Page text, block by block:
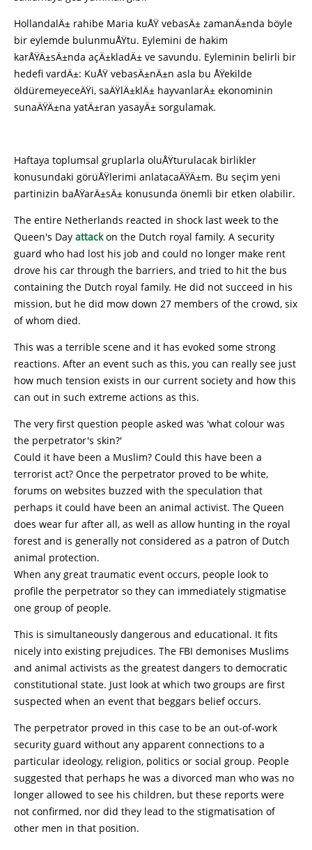
HollandalÄ± rahibe Maria kuÅŸ vebasÄ± zamanÄ±nda böyle
bir eylemde bulunmuÅŸtu. Eylemini de hakim
karÅŸÄ±sÄ±nda açÄ±kladÄ± ve savundu. Eyleminin belirli bir
hedefi vardÄ±: KuÅŸ vebasÄ±nÄ±n asla bu ÅŸekilde
öldüremeyeceÄŸi, saÄŸlÄ±klÄ± hayvanlarÄ± ekonominin
sunaÄŸÄ±na yatÄ±ran yasayÄ± sorgulamak.
Haftaya toplumsal gruplarla oluÅŸturulacak birlikler
konusundaki görüÅŸlerimi anlatacaÄŸÄ±m. Bu seçim yeni
partinizin baÅŸarÄ±sÄ± konusunda önemli bir etken olabilir.
The entire Netherlands reacted in shock last week to the
Queen's Day attackon the Dutch royal family. A security
guard who had lost his job and could no longer make rent
drove his car through the barriers, and tried to hit the bus
containing the Dutch royal family. He did not succeed in his
mission, but he did mow down 27 members of the crowd, six
of whom died.
This was a terrible scene and it has evoked some strong
reactions. After an event such as this, you can really see just
how much tension exists in our current society and how this
can out in such extreme actions as this.
The very first question people asked was 'what colour was
the perpetrator's skin?'
Could it have been a Muslim? Could this have been a
terrorist act? Once the perpetrator proved to be white,
forums on websites buzzed with the speculation that
perhaps it could have been an animal activist. The Queen
does wear fur after all, as well as allow hunting in the royal
forest and is generally not considered as a patron of Dutch
animal protection.
When any great traumatic event occurs, people look to
profile the perpetrator so they can immediately stigmatise
one group of people.
This is simultaneously dangerous and educational. It fits
nicely into existing prejudices. The FBI demonises Muslims
and animal activists as the greatest dangers to democratic
constitutional state. Just look at which two groups are first
suspected when an event that beggars belief occurs.
The perpetrator proved in this case to be an out-of-work
security guard without any apparent connections to a
particular ideology, religion, politics or social group. People
suggested that perhaps he was a divorced man who was no
longer allowed to see his children, but these reports were
not confirmed, nor did they lead to the stigmatisation of
other men in that position.